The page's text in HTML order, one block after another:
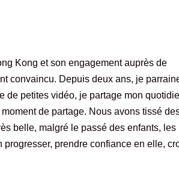
Kong et son engagement auprès de
convaincu. Depuis deux ans, je
de petites vidéo, je partage mon
de partage. Nous avons tissé
belle, malgré le passé des enfants, les
prendre confiance en elle,